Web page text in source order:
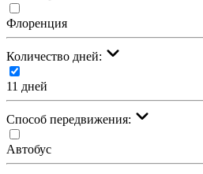
Флоренция
Количество дней:
11 дней
Cпособ передвижения:
Автобус